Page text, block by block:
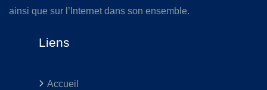
ainsi que sur l’Internet dans son ensemble.
Liens
Accueil